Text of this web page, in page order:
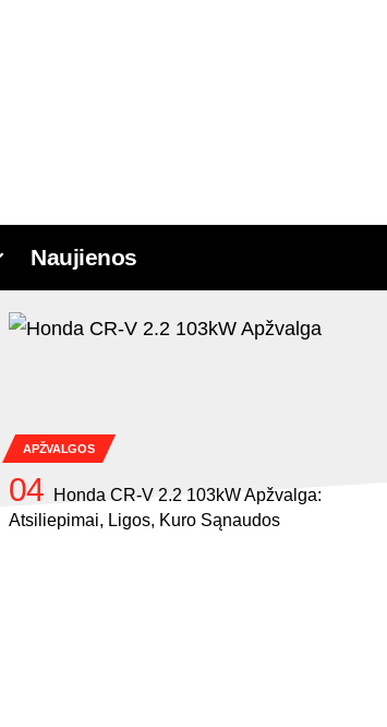
Naujienos
APŽVALGOS
Honda CR-V 2.2 103kW Apžvalga:
Atsiliepimai, Ligos, Kuro Sąnaudos